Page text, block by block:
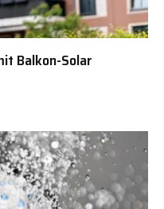
Balkon-Solar